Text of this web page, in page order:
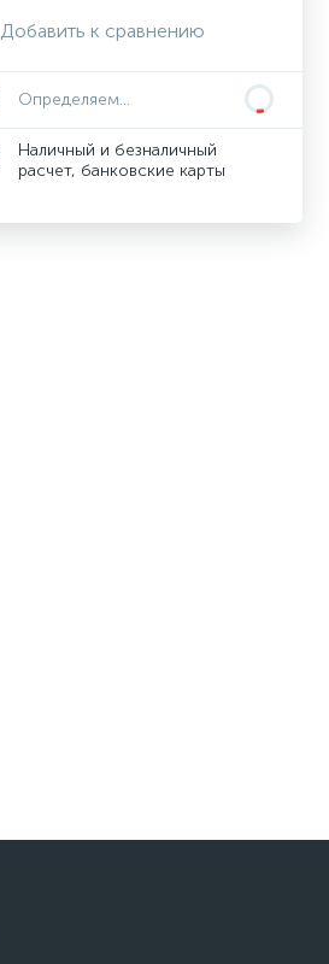
Добавить к сравнению
Определяем...
Наличный и безналичный
расчет, банковские карты